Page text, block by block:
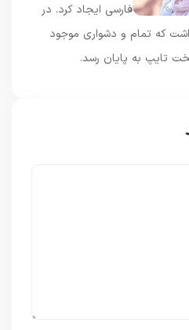
فارسی ایجاد کرد. در
تمام و دشواری موجود
به پایان رسد.